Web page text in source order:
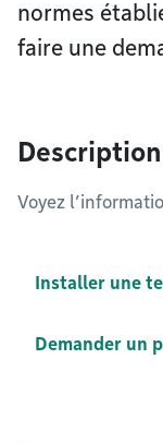
normes
faire une
Description
Voyez
Installer une
Demander un